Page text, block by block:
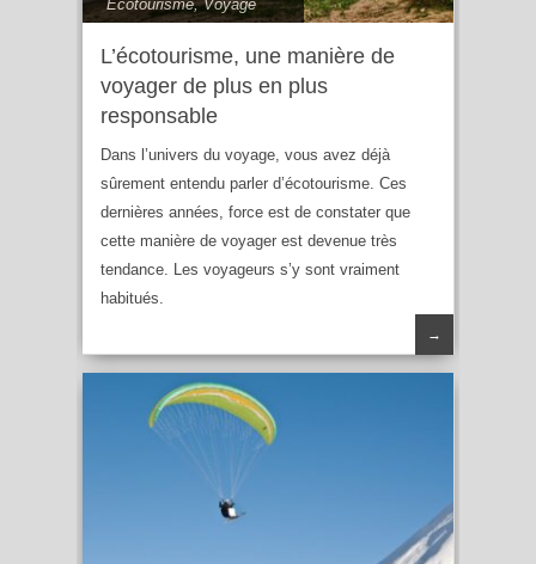
Ecotourisme,Voyage
L’écotourisme, une manière de
voyager de plus en plus
responsable
Dans l’univers du voyage, vous avez déjà
sûrement entendu parler d’écotourisme. Ces
dernières années, force est de constater que
cette manière de voyager est devenue très
tendance. Les voyageurs s’y sont vraiment
habitués.
→